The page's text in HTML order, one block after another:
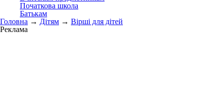
Початкова школа
Батькам
Головна → Дітям → Вірші для дітей
Реклама